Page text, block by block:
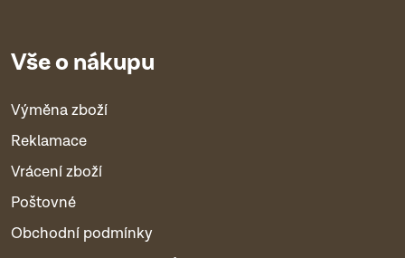
Vše o nákupu
Výměna zboží
Reklamace
Vrácení zboží
Poštovné
Obchodní podmínky